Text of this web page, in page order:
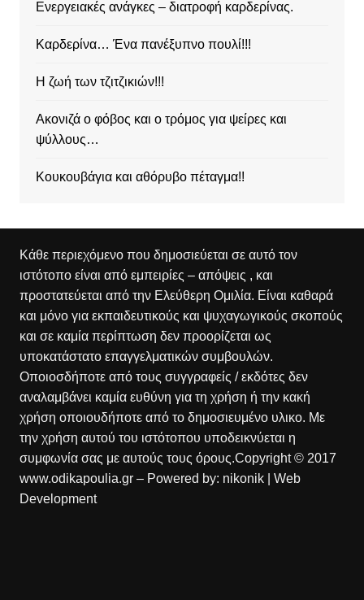
Ενεργειακές ανάγκες – διατροφή καρδερίνας.
Καρδερίνα… Ένα πανέξυπνο πουλί!!!
Η ζωή των τζιτζικιών!!!
Ακονιζά ο φόβος και ο τρόμος για ψείρες και
ψύλλους…
Κουκουβάγια και αθόρυβο πέταγμα!!
Κάθε περιεχόμενο που δημοσιεύεται σε αυτό τον
ιστότοπο είναι από εμπειρίες – απόψεις , και
προστατεύεται από την Ελεύθερη Ομιλία. Είναι καθαρά
και μόνο για εκπαιδευτικούς και ψυχαγωγικούς σκοπούς
και σε καμία περίπτωση δεν προορίζεται ως
υποκατάστατο επαγγελματικών συμβουλών.
Οποιοσδήποτε από τους συγγραφείς / εκδότες δεν
αναλαμβάνει καμία ευθύνη για τη χρήση ή την κακή
χρήση οποιουδήποτε από το δημοσιευμένο υλικο. Με
την χρήση αυτού του ιστότοπου υποδεικνύεται η
συμφωνία σας με αυτούς τους όρους.Copyright © 2017
www.odikapoulia.gr – Powered by: nikonik
| Web
Development